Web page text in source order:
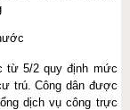
từ 5/2 quy định mức
trú. Công dân được
dịch vụ công trực